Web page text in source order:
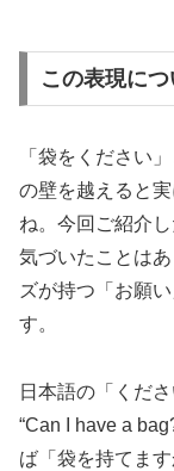
この表現につ
「袋をください
の壁を越えると
ね。今回ご紹介
気づいたことは
ズが持つ「お願
す。
日本語の「くだ
“Can I have a
ば「袋を持てま